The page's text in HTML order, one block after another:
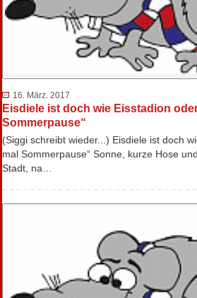
16. März. 2017
Eisdiele ist doch wie Eisstadion
Sommerpause“
(Siggi schreibt wieder...) Eisdiele ist doch
mal Sommerpause“ Sonne, kurze Hose
Stadt, na…